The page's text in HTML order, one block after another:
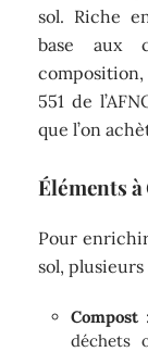
sol. Riche
base aux
551 de
que l’on
Éléments
Pour
sol, plusieurs
Compost:
déchets